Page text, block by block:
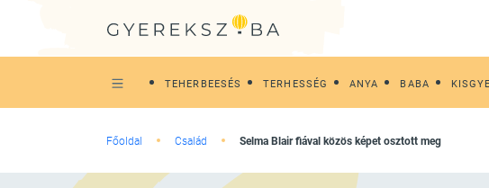
TEHERBEESÉS TERHESSÉG ANYA BABA
Főoldal Család Selma Blair fiával közös képet osztott meg